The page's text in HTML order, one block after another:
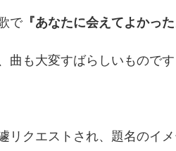
で『あなたに会えてよかった
曲も大変すばらしいものです
リクエストされ、題名のイ